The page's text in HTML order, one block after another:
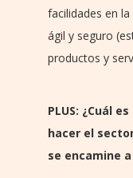
facilidades en
ágil y seguro
productos y
PLUS: ¿Cuál
hacer el
se encamine